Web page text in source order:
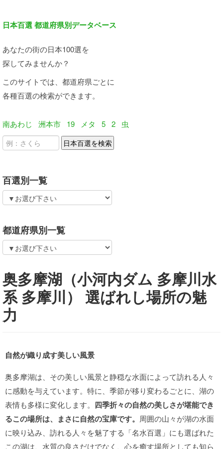
日本百選 都道府県別データベース
あなたの街の日本100選を
探してみませんか？
このサイトでは、都道府県ごとに
各種百選の検索ができます。
南あわじ 洲本市 19 メタ 5 2 虫
百選別一覧
都道府県別一覧
奥多摩湖（小河内ダム 多摩川水
系 多摩川） 選ばれし場所の魅
力
自然が織り成す美しい風景
奥多摩湖は、その美しい風景と静穏な水面によって訪れる人々
に感動を与えています。特に、季節が移り変わるごとに、湖の
表情も多様に変化します。 四季折々の自然の美しさが堪能でき
るこの場所は、まさに自然の宝庫です。 周囲の山々が湖の水面
に映り込み、訪れる人々を魅了する「名水百選」にも選ばれた
この湖は、水質の良さだけでなく、心を癒す場所としても知ら